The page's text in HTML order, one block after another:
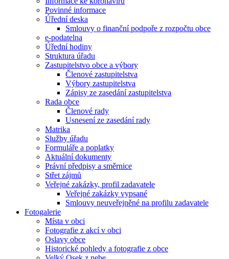
Povinné informace
Úřední deska
Smlouvy o finanční podpoře z rozpočtu obce
e-podatelna
Úřední hodiny
Struktura úřadu
Zastupitelstvo obce a výbory
Členové zastupitelstva
Výbory zastupitelstva
Zápisy ze zasedání zastupitelstva
Rada obce
Členové rady
Usnesení ze zasedání rady
Matrika
Služby úřadu
Formuláře a poplatky
Aktuální dokumenty
Právní předpisy a směrnice
Střet zájmů
Veřejné zakázky, profil zadavatele
Veřejné zakázky vypsané
Smlouvy neuveřejněné na profilu zadavatele
Fotogalerie
Místa v obci
Fotografie z akcí v obci
Oslavy obce
Historické pohledy a fotografie z obce